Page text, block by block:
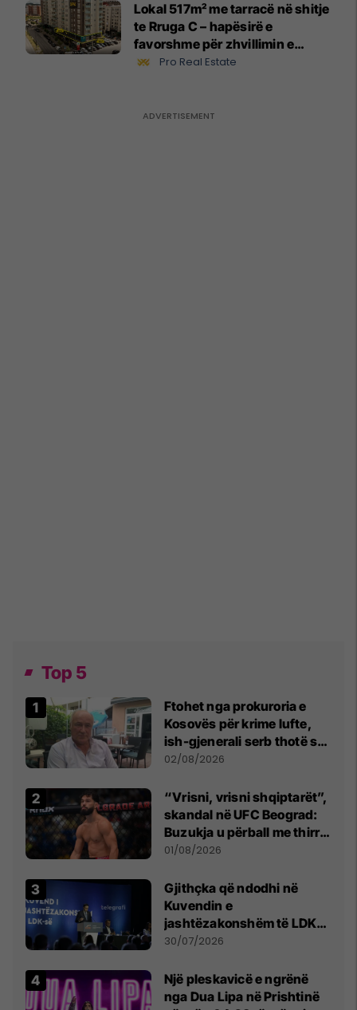
Lokal 517m² me tarracë në shitje
te Rruga C – hapësirë e
favorshme për zhvillimin e
biznesit #15796
Pro Real Estate
Top 5
Ftohet nga prokuroria e
Kosovës për krime lufte,
ish-gjenerali serb thotë se
dikush e tradhtoi në
02/08/2026
“Vrisni, vrisni shqiptarët”,
skandal në UFC Beograd:
Buzukja u përball me thirrje
anti-shqiptare nga
01/08/2026
Gjithçka që ndodhi në
Kuvendin e
jashtëzakonshëm të LDK-
së
30/07/2026
Një pleskavicë e ngrënë
nga Dua Lipa në Prishtinë